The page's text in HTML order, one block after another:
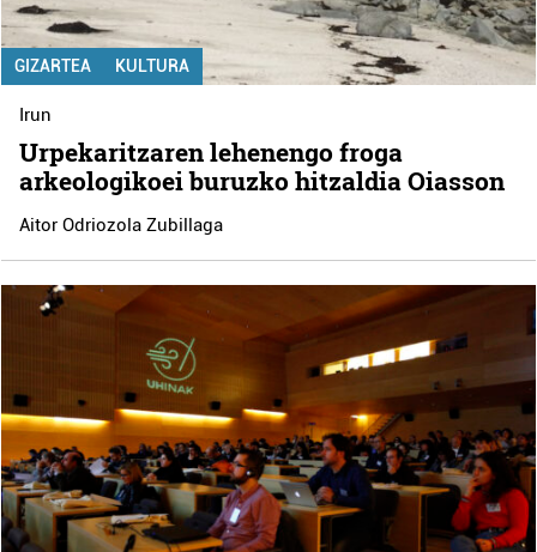
GIZARTEA KULTURA
Irun
Urpekaritzaren lehenengo froga
arkeologikoei buruzko hitzaldia Oiasson
Aitor Odriozola Zubillaga